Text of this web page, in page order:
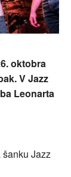
oktobra
V Jazz
Leonarta
Jazz